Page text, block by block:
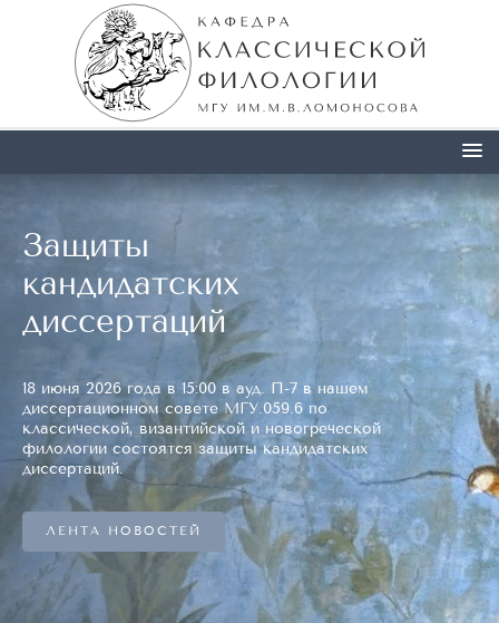
Защиты
кандидатских
диссертаций
18 июня 2026 года в 15:00 в ауд. П-7 в нашем
диссертационном совете МГУ.059.6 по
классической, византийской и новогреческой
филологии состоятся защиты кандидатских
диссертаций.
ЛЕНТА НОВОСТЕЙ